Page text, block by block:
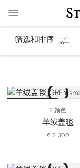
筛选和排序
2 颜色
羊绒盖毯
€ 2.300